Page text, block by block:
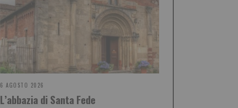
6 AGOSTO 2026
L’abbazia di Santa Fede